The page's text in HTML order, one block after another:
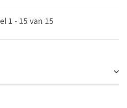
1 - 15 van 15